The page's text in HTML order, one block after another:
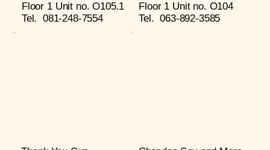
Floor 1 Unit no. O105.1
Tel. 081-248-7554
Floor 1 Unit no. O104
Tel. 063-892-3585